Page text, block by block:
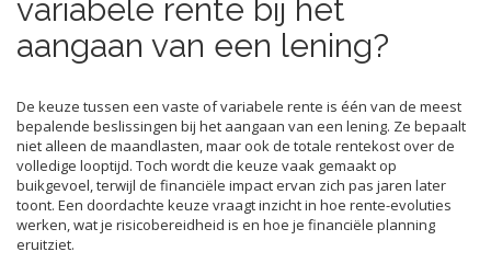
variabele rente bij het
aangaan van een lening?
De keuze tussen een vaste of variabele rente is één van de meest
bepalende beslissingen bij het aangaan van een lening. Ze bepaalt
niet alleen de maandlasten, maar ook de totale rentekost over de
volledige looptijd. Toch wordt die keuze vaak gemaakt op
buikgevoel, terwijl de financiële impact ervan zich pas jaren later
toont. Een doordachte keuze vraagt inzicht in hoe rente-evoluties
werken, wat je risicobereidheid is en hoe je financiële planning
eruitziet.